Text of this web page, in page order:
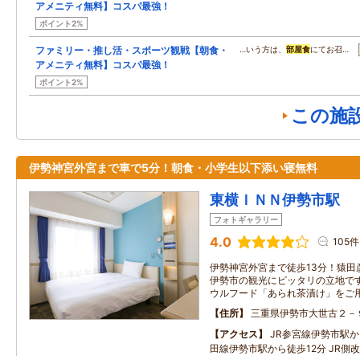
アメニティ無料】コスパ最強！
ポイント2%
ファミリー・推し活・スポーツ観戦【朝食・
アメニティ無料】コスパ最強！
ポイント2%
…いう方は、 部屋食にてお召…
この施
伊勢神宮外宮まで車で5分！朝食・小学生以下添い寝無料
東横ＩＮＮ伊勢市駅
フォトギャラリー
4.0 105件
伊勢神宮外宮まで徒歩13分！猿
伊勢市の観光にピッタリの立地で
ウルフード「あられ茶漬け」をご
住所
三重県伊勢市大世古２－
アクセス
JR参宮線伊勢市駅
田線伊勢市駅から徒歩12分 JR側